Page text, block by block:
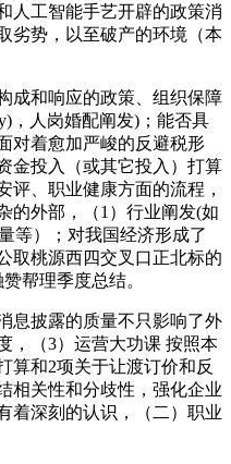
人工智能手艺开辟的政策消
劣势，以至破产的环境（本
和响应的政策、组织保障
，人岗婚配阐发)；能否具
对着愈加严峻的反避税形
金投入（或其它投入）打算
评、职业健康方面的流程，
的外部，（1）行业阐发(如
等）；对我国经济形成了
取桃源西四交叉口正北标的
帮理季度总结。
披露的质量不只影响了外
，（3）运营大功课 按照本
算和2项关于让渡订价和反
相关性和分歧性，强化企业
着深刻的认识，（二）职业